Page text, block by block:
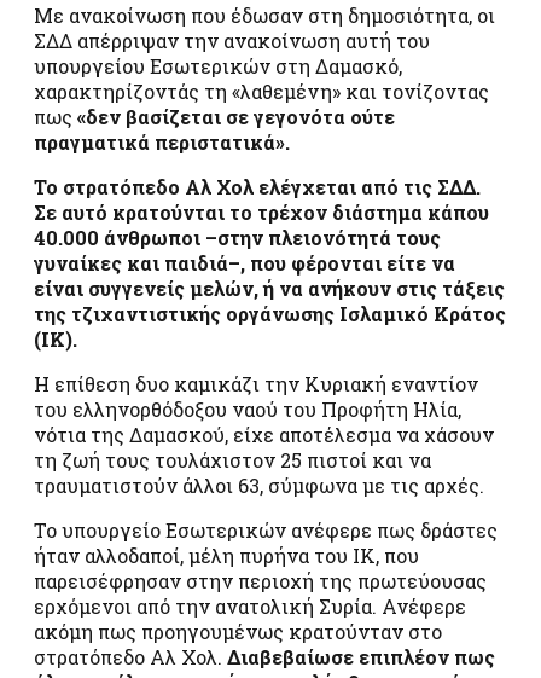
Με ανακοίνωση που έδωσαν στη δημοσιότητα, οι
ΣΔΔ απέρριψαν την ανακοίνωση αυτή του
υπουργείου Εσωτερικών στη Δαμασκό,
χαρακτηρίζοντάς τη «λαθεμένη» και τονίζοντας
πως «δεν βασίζεται σε γεγονότα ούτε
πραγματικά περιστατικά».
Το στρατόπεδο Αλ Χολ ελέγχεται από τις ΣΔΔ.
Σε αυτό κρατούνται το τρέχον διάστημα κάπου
40.000 άνθρωποι –στην πλειονότητά τους
γυναίκες και παιδιά–, που φέρονται είτε να
είναι συγγενείς μελών, ή να ανήκουν στις τάξεις
της τζιχαντιστικής οργάνωσης Ισλαμικό Κράτος
(ΙΚ).
Η επίθεση δυο καμικάζι την Κυριακή εναντίον
του ελληνορθόδοξου ναού του Προφήτη Ηλία,
νότια της Δαμασκού, είχε αποτέλεσμα να χάσουν
τη ζωή τους τουλάχιστον 25 πιστοί και να
τραυματιστούν άλλοι 63, σύμφωνα με τις αρχές.
Το υπουργείο Εσωτερικών ανέφερε πως δράστες
ήταν αλλοδαποί, μέλη πυρήνα του ΙΚ, που
παρεισέφρησαν στην περιοχή της πρωτεύουσας
ερχόμενοι από την ανατολική Συρία. Ανέφερε
ακόμη πως προηγουμένως κρατούνταν στο
στρατόπεδο Αλ Χολ. Διαβεβαίωσε επιπλέον πως